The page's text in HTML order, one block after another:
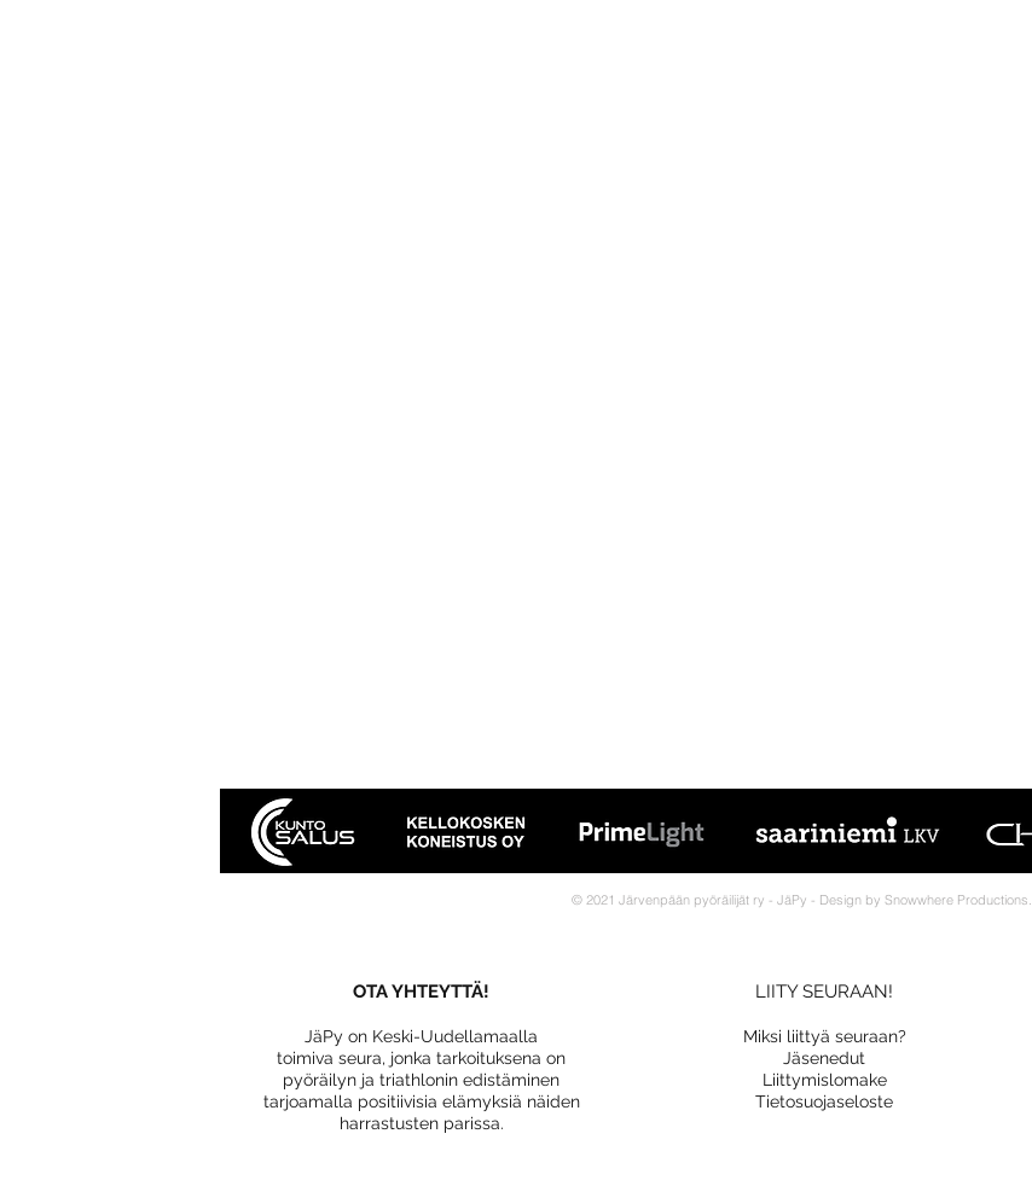
© 2021 Järvenpään pyöräilijät ry - JäPy - Design by Snowwhere Productions.
OTA YHTEYTTÄ!
JäPy on Keski-Uudellamaalla
toimiva seura, jonka tarkoituksena on
pyöräilyn ja triathlonin edistäminen
tarjoamalla positiivisia elämyksiä näiden
harrastusten parissa.
LIITY SEURAAN!
Miksi liittyä seuraan?
Jäsenedut
Liittymislomake
Tietosuojaseloste